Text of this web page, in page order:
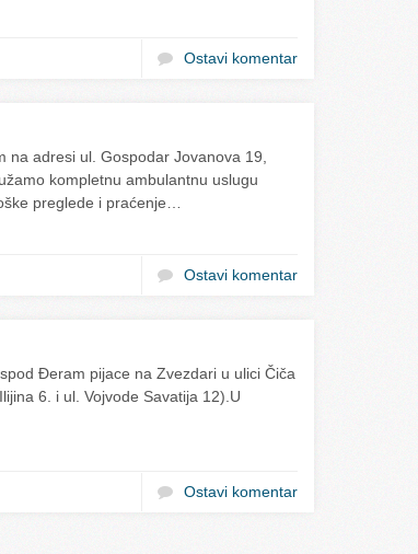
Ostavi komentar
na adresi ul. Gospodar Jovanova 19,
kompletnu ambulantnu uslugu
preglede i praćenje…
Ostavi komentar
Đeram pijace na Zvezdari u ulici Čiča
6. i ul. Vojvode Savatija 12).U
Ostavi komentar